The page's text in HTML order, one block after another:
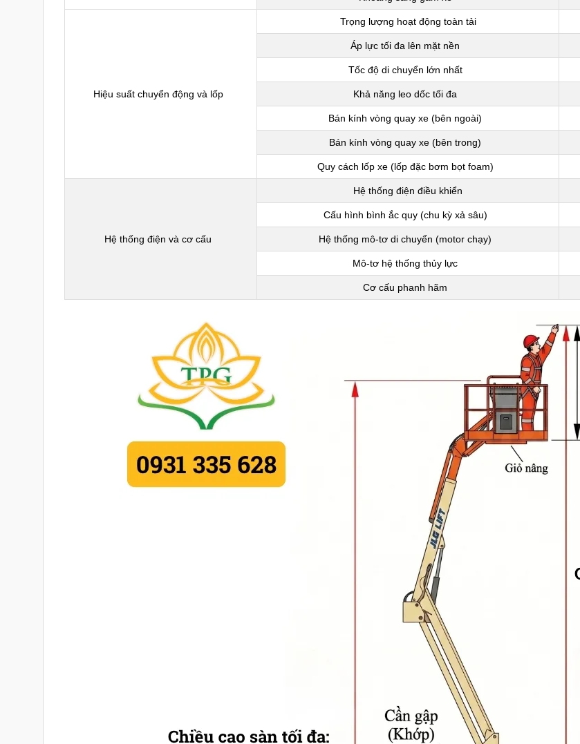
Hiệu suất chuyển động và lốp
Trọng lượng hoạt động toàn tải
Áp lực tối đa lên mặt nền
Tốc độ di chuyển lớn nhất
Khả năng leo dốc tối đa
Bán kính vòng quay xe (bên ngoài)
Bán kính vòng quay xe (bên trong)
Quy cách lốp xe (lốp đặc bơm bọt foam)
Hệ thống điện và cơ cấu
Hệ thống điện điều khiển
Cấu hình bình ắc quy (chu kỳ xả sâu)
Hệ thống mô-tơ di chuyển (motor chạy)
Mô-tơ hệ thống thủy lực
Cơ cấu phanh hãm